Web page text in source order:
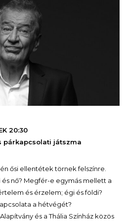
20:30
párkapcsolati játszma
ősi ellentétek törnek felszínre.
nő? Megfér-e egymás mellett a
és érzelem; égi és földi?
a hétvégét?
és a Thália Színház közös